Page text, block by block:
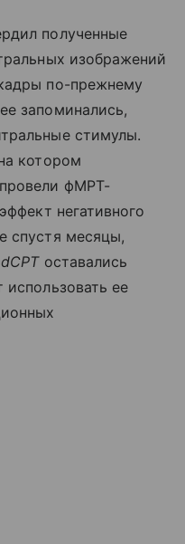
полученные
изображений
по-прежнему
запоминались,
стимулы.
котором
фМРТ-
негативного
спустя месяцы,
оставались
использовать ее